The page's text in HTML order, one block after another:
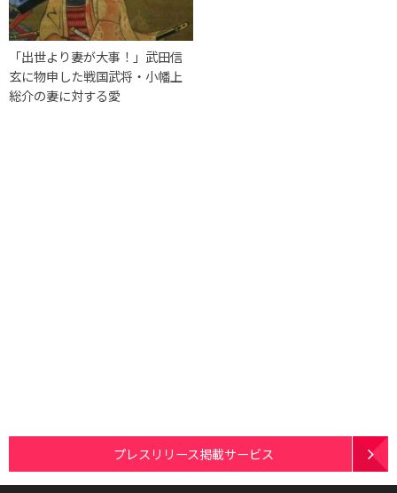
「出世より妻が大事！」武田信
玄に物申した戦国武将・小幡上
総介の妻に対する愛
プレスリリース掲載サービス